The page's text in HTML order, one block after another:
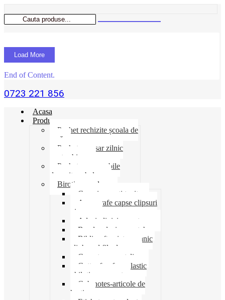
Load More
End of Content.
0723 221 856
Acasa
Produse
Pachet rechizite școala de
vară
Pachet necesar zilnic
pentru birou
Pachet consumabile
depozit-ambalare
Birotica-produse
Cosuri suporti tavite
Ace agrafe capse clipsuri
pioneze
Adeziv lipici corectoare
Banda adeziva-scotch
Biblioraft caiet mecanic
clipboard file dosare
Capsatoare metalice
Cutter foarfeca elastic
ghilotina magnet
Cub notes-articole de
hartie